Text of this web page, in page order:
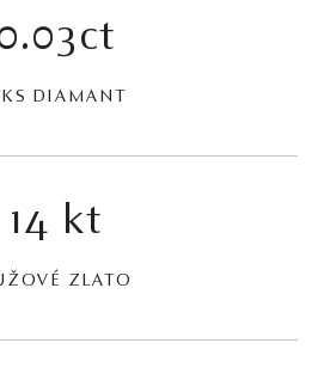
DIAMANT
14 kt
ZLATO